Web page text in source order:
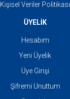
Kişisel Veriler Politikası
ÜYELİK
Hesabım
Yeni Üyelik
Üye Girişi
Şifremi Unuttum